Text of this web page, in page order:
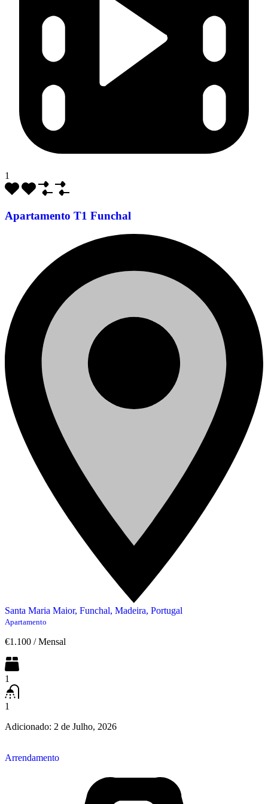
1
Apartamento T1 Funchal
Santa Maria Maior, Funchal, Madeira, Portugal
Apartamento
€1.100 / Mensal
1
1
Adicionado: 2 de Julho, 2026
Arrendamento